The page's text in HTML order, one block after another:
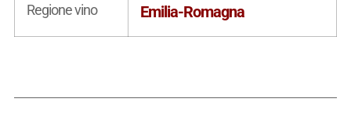
Regione vino Emilia-Romagna